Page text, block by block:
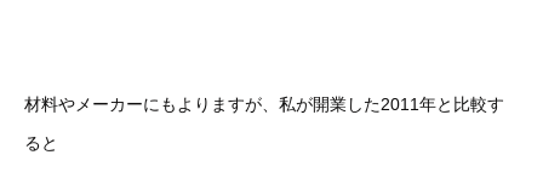
材料やメーカーにもよりますが、私が開業した2011年と比較す
ると